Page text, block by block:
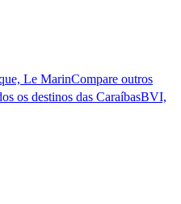
Le MarinCompare outros
os destinos das CaraíbasBVI,